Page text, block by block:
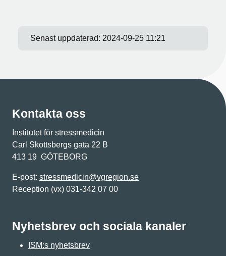
Senast uppdaterad: 2024-09-25 11:21
Kontakta oss
Institutet för stressmedicin
Carl Skottsbergs gata 22 B
413 19 GÖTEBORG
E-post: stressmedicin@vgregion.se
Reception (vx) 031-342 07 00
Nyhetsbrev och sociala kanaler
ISM:s nyhetsbrev